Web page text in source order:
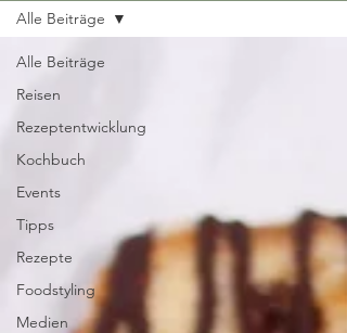
Alle Beiträge
Reisen
Rezeptentwicklung
Kochbuch
Events
Tipps
Rezepte
Foodstyling
Medien
Alle Beiträge